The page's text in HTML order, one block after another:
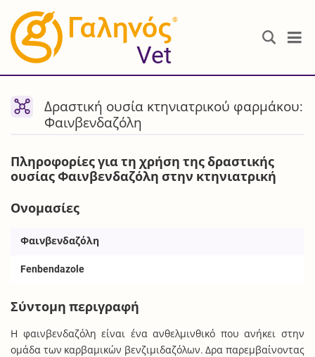
®
Vet
Δραστική ουσία κτηνιατρικού φαρμάκου:
Φαινβενδαζόλη
Πληροφορίες για τη χρήση της δραστικής
ουσίας Φαινβενδαζόλη στην κτηνιατρική
Ονομασίες
Φαινβενδαζόλη
Fenbendazole
Σύντομη περιγραφή
Η φαινβενδαζόλη είναι ένα ανθελμινθικό που ανήκει στην
ομάδα των καρβαμικών βενζιμιδαζόλων. Δρα παρεμβαίνοντας